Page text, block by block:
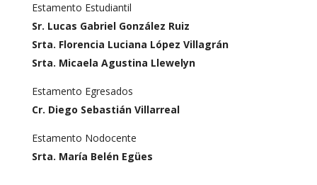
Estamento Estudiantil
Sr. Lucas Gabriel González Ruiz
Srta. Florencia Luciana López Villagrán
Srta. Micaela Agustina Llewelyn
Estamento Egresados
Cr. Diego Sebastián Villarreal
Estamento Nodocente
Srta. María Belén Egües